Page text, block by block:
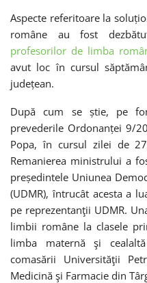
Aspecte referitoare la
române au fost
profesorilor de limba
avut loc în cursul
județean.
După cum se știe, pe
prevederile Ordonanței 9/
Popa, în cursul zilei de
Remanierea ministrului a
președintele Uniunea
(UDMR), întrucât acesta a
pe reprezentanţii UDMR.
limbii române la clasele
limba maternă şi
comasării Universităţii
Medicină şi Farmacie din